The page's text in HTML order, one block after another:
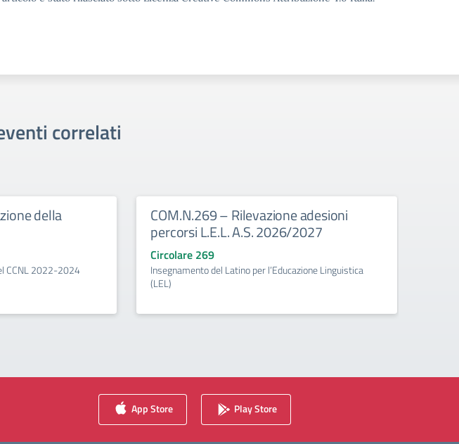
correlati
della
CCNL 2022-2024
COM.N.269 – Rilevazione adesioni
percorsi L.E.L. A.S. 2026/2027
Circolare 269
Insegnamento del Latino per l’Educazione Linguistica
(LEL)
App Store Play Store